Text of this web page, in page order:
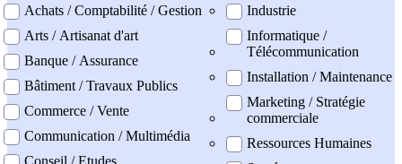
professionel
Achats / Comptabilité / Gestion
Arts / Artisanat d'art
Banque / Assurance
Bâtiment / Travaux Publics
Commerce / Vente
Communication / Multimédia
Conseil / Etudes
Industrie
Informatique /
Télécommunication
Installation / Maintenance
Marketing / Stratégie
commerciale
Ressources Humaines